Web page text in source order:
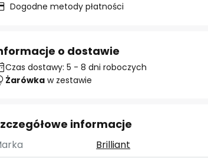
Dogodne metody płatności
o dostawie
Czas dostawy: 5 - 8 dni roboczych
Żarówka w zestawie
informacje
Brilliant